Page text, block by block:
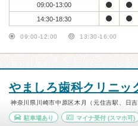
09:00-13:00
14:30-18:30
09:00-12:00 13:30-16:00
やましろ歯科クリニッ
神奈川県川崎市中原区木月（元住吉駅、日吉
駐車場あり マイナ受付(スマホ可)